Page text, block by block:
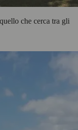
che cerca tra gli